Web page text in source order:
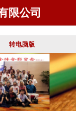
限公司
转电脑版